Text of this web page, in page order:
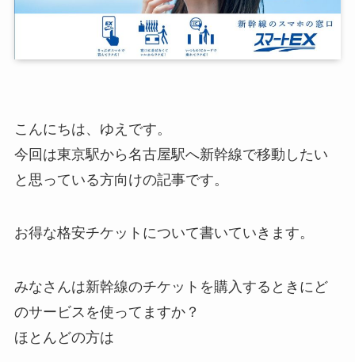
こんにちは、ゆえです。
今回は東京駅から名古屋駅へ新幹線で移動したい
と思っている方向けの記事です。
お得な格安チケットについて書いていきます。
みなさんは新幹線のチケットを購入するときにど
のサービスを使ってますか？
ほとんどの方は